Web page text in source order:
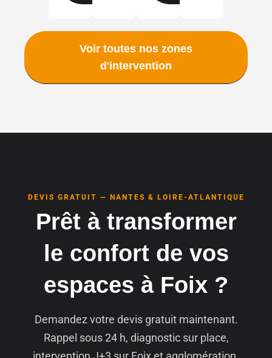
Voir toutes nos zones
d'intervention
DEVIS GRATUIT — NANTES & LOIRE-ATLANTIQUE
Prêt à transformer
le confort de vos
espaces à Foix ?
Demandez votre devis gratuit maintenant.
Rappel sous 24 h, diagnostic sur place,